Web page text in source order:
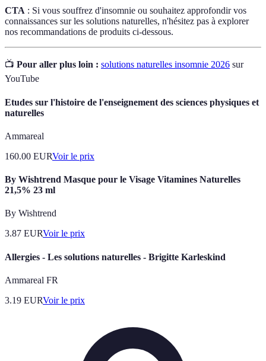
CTA : Si vous souffrez d'insomnie ou souhaitez approfondir vos
connaissances sur les solutions naturelles, n'hésitez pas à explorer
nos recommandations de produits ci-dessous.
📺 Pour aller plus loin : solutions naturelles insomnie 2026 sur
YouTube
Etudes sur l'histoire de l'enseignement des sciences physiques et
naturelles
Ammareal
160.00 EURVoir le prix
By Wishtrend Masque pour le Visage Vitamines Naturelles
21,5% 23 ml
By Wishtrend
3.87 EURVoir le prix
Allergies - Les solutions naturelles - Brigitte Karleskind
Ammareal FR
3.19 EURVoir le prix